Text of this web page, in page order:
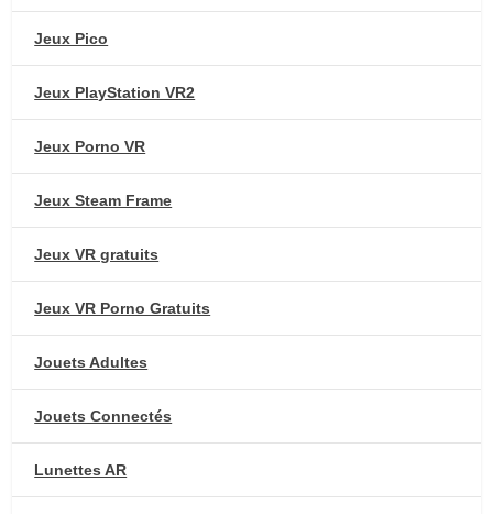
Jeux Pico
Jeux PlayStation VR2
Jeux Porno VR
Jeux Steam Frame
Jeux VR gratuits
Jeux VR Porno Gratuits
Jouets Adultes
Jouets Connectés
Lunettes AR